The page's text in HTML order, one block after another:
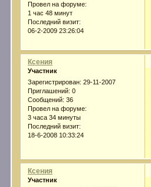
Провел на форуме:
1 час 48 минут
Последний визит:
06-2-2009 23:26:04
Ксения
Участник
Зарегистрирован: 29-11-2007
Приглашений: 0
Сообщений: 36
Провел на форуме:
3 часа 34 минуты
Последний визит:
18-6-2008 10:33:24
Ксения
Участник